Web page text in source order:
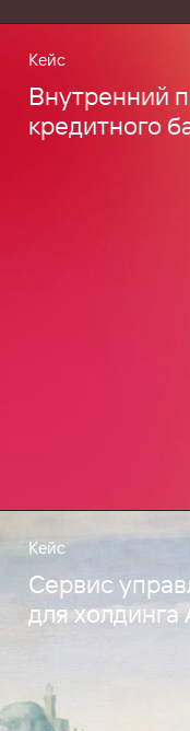
Кейс
Внутренний
кредитного
Кейс
Сервис
для холдинга